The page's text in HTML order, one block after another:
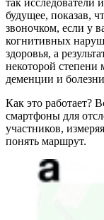
так исследователи
будущее, показав,
звоночком, если у
когнитивных
здоровья, а
некоторой степени
деменции и
Как это работает?
смартфоны для
участников,
понять маршрут.